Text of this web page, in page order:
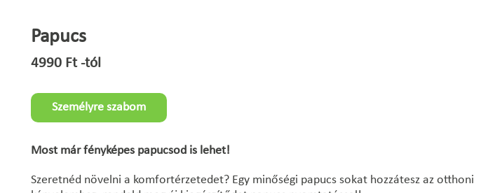
Papucs
4990 Ft-tól
Személyre szabom
Most már fényképes papucsod is lehet!
Szeretnéd növelni a komfortérzetedet? Egy minőségi papucs sokat hozzátesz az otthoni